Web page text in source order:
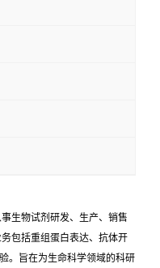
生物试剂研发、生产、销售
包括重组蛋白表达、抗体开
。旨在为生命科学领域的科研